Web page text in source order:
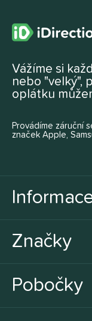
Vážíme si
nebo "velký",
oplátku
Provádíme záruční
značek Apple,
Značky
Pobočky